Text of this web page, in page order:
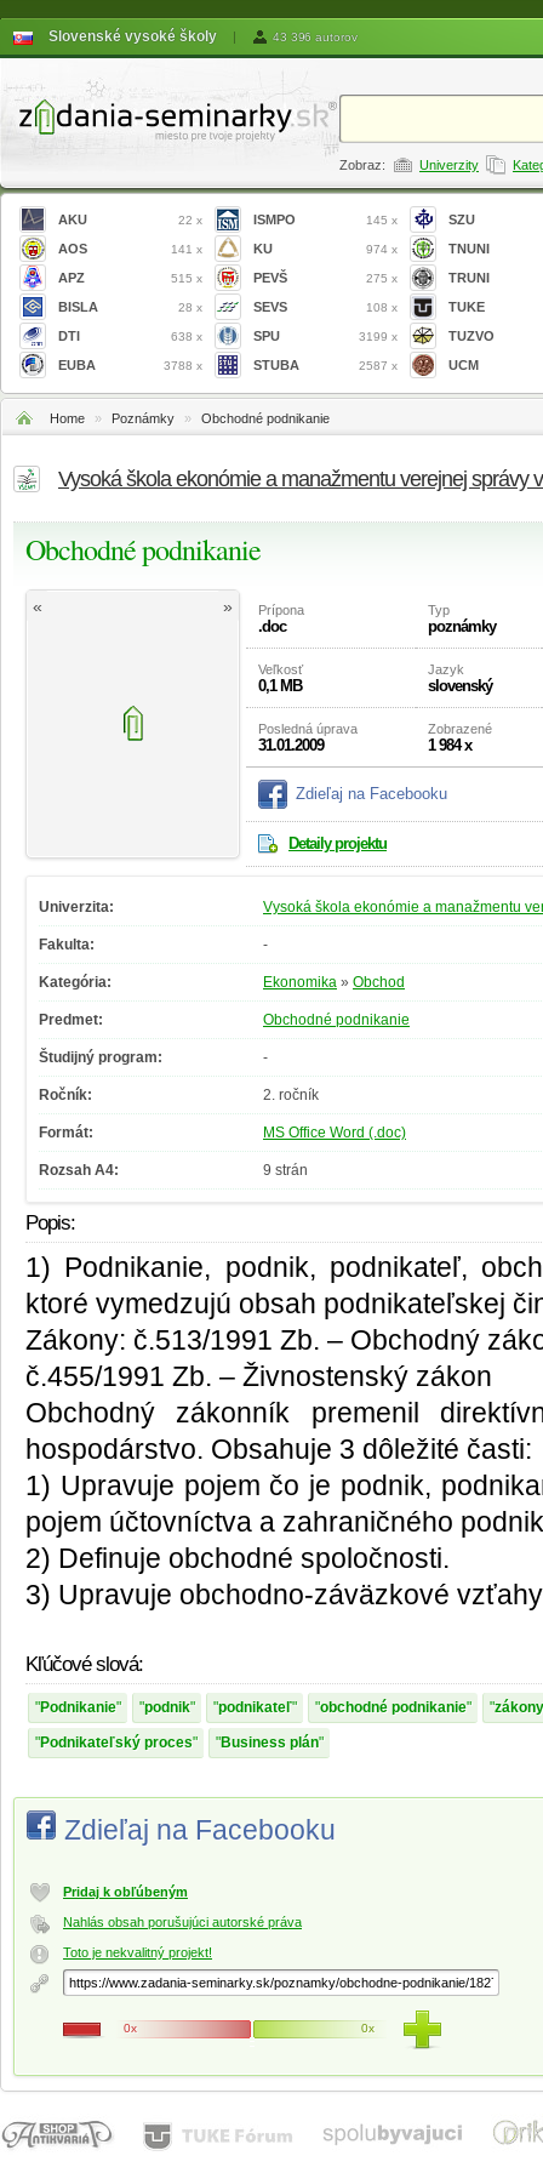
Slovenské vysoké školy | 43 396 autorov
Zobraz: Univerzity
AKU 22 x
AOS 141 x
APZ 515 x
BISLA 28 x
DTI 638 x
EUBA 3788 x
ISMPO 145 x
KU 974 x
PEVŠ 275 x
SEVS 108 x
SPU 3199 x
STUBA 2587 x
SZU
TNUNI
TRUNI
TUKE
TUZVO
UCM
Home » Poznámky » Obchodné podnikanie
Vysoká škola ekonómie a manažmentu verejnej správy
Obchodné podnikanie
« » Prípona
.doc
Typ
poznámky
Veľkosť
0,1 MB
Jazyk
slovenský
Posledná úprava
31.01.2009
Zobrazené
1 984 x
Zdieľaj na Facebooku
Detaily projektu
Univerzita: Vysoká škola ekonómie a manažmentu
Fakulta: -
Kategória: Ekonomika » Obchod
Predmet: Obchodné podnikanie
Študijný program: -
Ročník: 2. ročník
Formát: MS Office Word (.doc)
Rozsah A4: 9 strán
Popis:
1) Podnikanie, podnik, podnikateľ,
ktoré vymedzujú obsah podnikateľskej
Zákony: č.513/1991 Zb. – Obchodný
č.455/1991 Zb. – Živnostenský zákon
Obchodný zákonník premenil
hospodárstvo. Obsahuje 3 dôležité časti:
1) Upravuje pojem čo je podnik,
pojem účtovníctva a zahraničného
2) Definuje obchodné spoločnosti.
3) Upravuje obchodno-záväzkové
Kľúčové slová:
Podnikanie podnik podnikateľ obchodné podnikanie zákony
Podnikateľský proces Business plán
Zdieľaj na Facebooku
Pridaj k obľúbeným
Nahlás obsah porušujúci autorské práva
Toto je nekvalitný projekt!
0x 0x